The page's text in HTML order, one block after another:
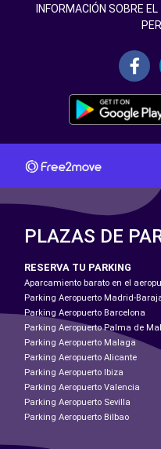
INFORMACIÓN SOBRE
PLAZAS DE
RESERVA TU PARKING
Aparcamiento barato en el
Parking Aeropuerto Madrid-
Parking Aeropuerto Barcelona
Parking Aeropuerto Palma de
Parking Aeropuerto Malaga
Parking Aeropuerto Alicante
Parking Aeropuerto Ibiza
Parking Aeropuerto Valencia
Parking Aeropuerto Sevilla
Parking Aeropuerto Bilbao